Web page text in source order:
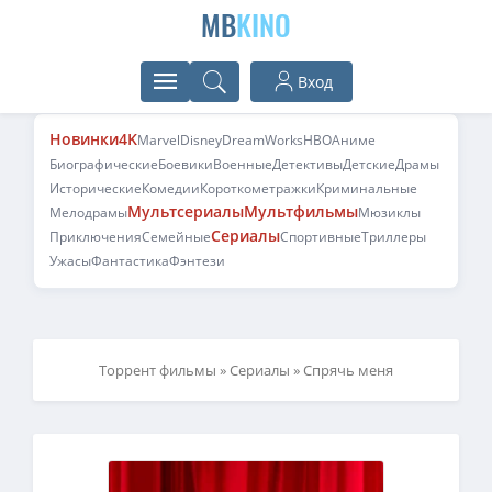
MBKINO
Вход
Новинки4KMarvelDisneyDreamWorksHBOАниме
БиографическиеБоевикиВоенныеДетективыДетскиеДрамы
ИсторическиеКомедииКороткометражкиКриминальные
МелодрамыМультсериалыМультфильмыМюзиклы
ПриключенияСемейныеСериалыСпортивныеТриллеры
УжасыФантастикаФэнтези
Торрент фильмы »Сериалы » Спрячь меня